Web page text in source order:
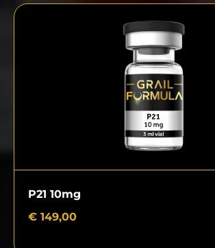
P21 10mg
€ 149,00